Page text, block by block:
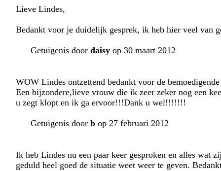
Lieve Lindes,
Bedankt voor je duidelijk gesprek, ik heb hier veel van
Getuigenis door daisy op 30 maart 2012
WOW Lindes ontzettend bedankt voor de
Een bijzondere,lieve vrouw die ik zeer zeker nog een
u zegt klopt en ik ga ervoor!!!Dank u wel!!!!!!!
Getuigenis door b op 27 februari 2012
Ik heb Lindes nu een paar keer gesproken en alles wat
geduld heel goed de situatie weet weer te geven.